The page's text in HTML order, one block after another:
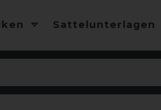
Sattelunterlagen